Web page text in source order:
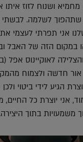
ושנוח לזוז איתו
שתהפוך לשלמה.
אני תפרתי לעצמי
הזה של האבל
לאוקיינוס אפל
אור חדשה ולצמוח
הגיע לידי ביטוי
אני יוצרת כל החיים,
משמעויות בתוך